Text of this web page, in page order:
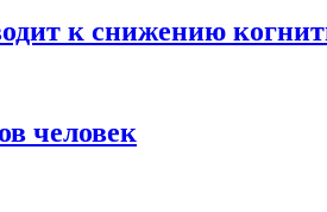
к снижению
человек